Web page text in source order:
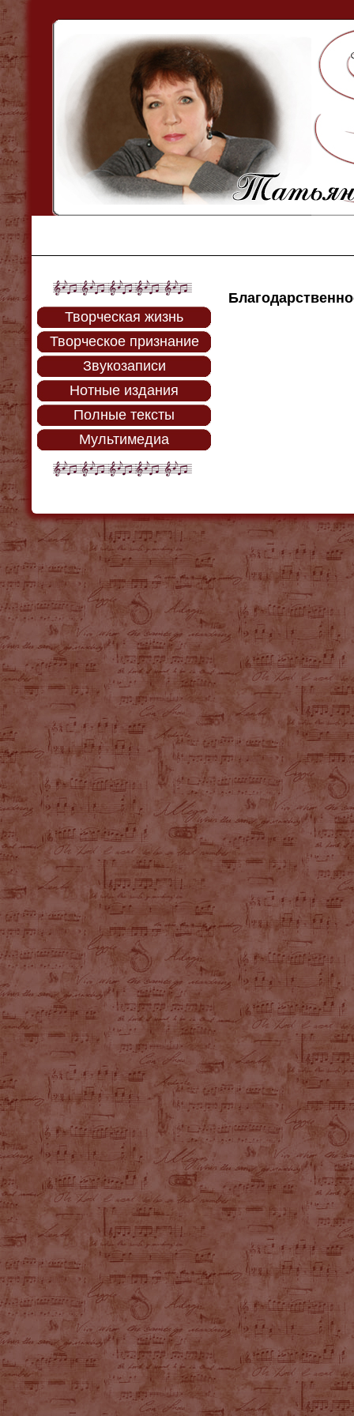
Творческая жизнь
Творческое признание
Звукозаписи
Нотные издания
Полные тексты
Мультимедиа